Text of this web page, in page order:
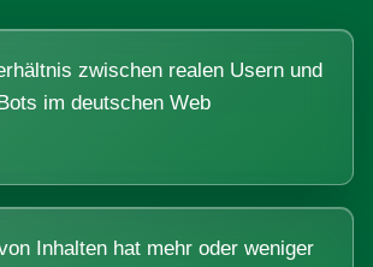
zwischen realen Usern und
im deutschen Web
Inhalten hat mehr oder weniger